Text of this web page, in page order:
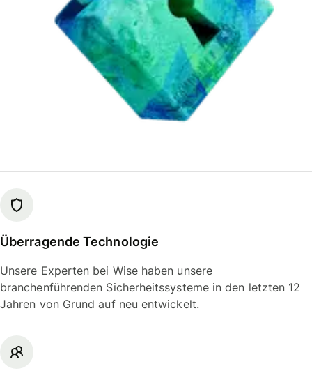
Überragende Technologie
Unsere Experten bei Wise haben unsere
branchenführenden Sicherheitssysteme in den letzten 12
Jahren von Grund auf neu entwickelt.